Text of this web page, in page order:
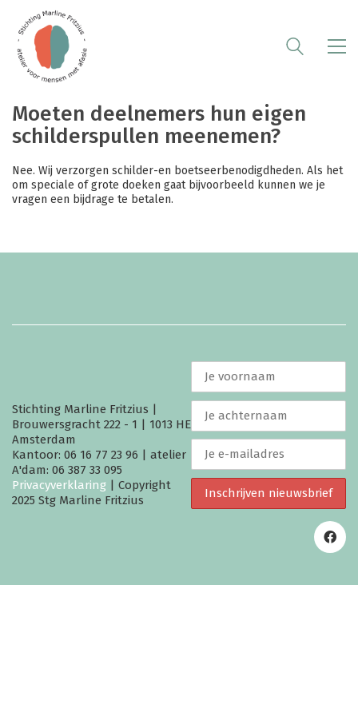
Moeten deelnemers hun eigen
schilderspullen meenemen?
Nee. Wij verzorgen schilder-en boetseerbenodigdheden. Als het
om speciale of grote doeken gaat bijvoorbeeld kunnen we je
vragen een bijdrage te betalen.
Stichting Marline Fritzius |
Brouwersgracht 222 - 1 | 1013 HE
Amsterdam
Kantoor: 06 16 77 23 96 | atelier
A'dam: 06 387 33 095
Privacyverklaring | Copyright
2025 Stg Marline Fritzius